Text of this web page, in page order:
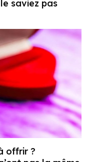
saviez pas
offrir ?